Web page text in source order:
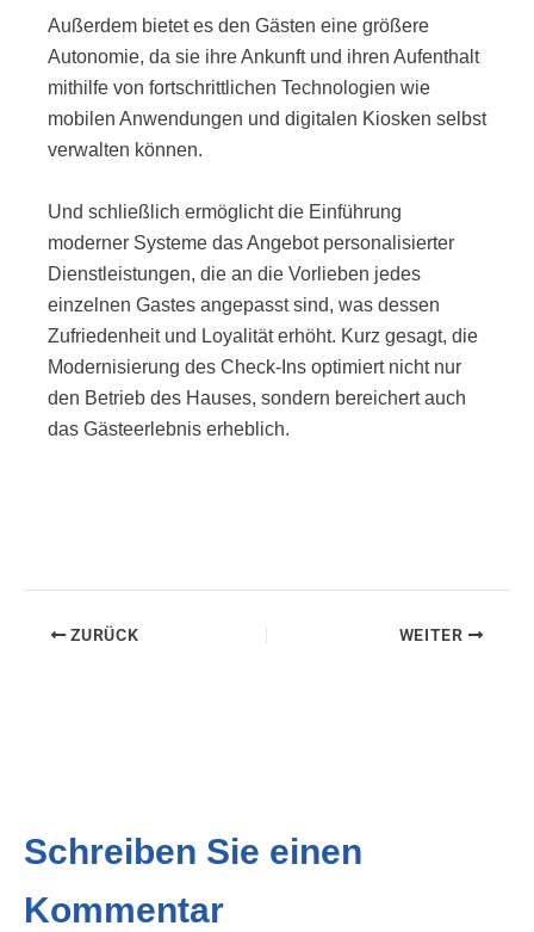
Außerdem bietet es den Gästen eine größere
Autonomie, da sie ihre Ankunft und ihren Aufenthalt
mithilfe von fortschrittlichen Technologien wie
mobilen Anwendungen und digitalen Kiosken selbst
verwalten können.
Und schließlich ermöglicht die Einführung
moderner Systeme das Angebot personalisierter
Dienstleistungen, die an die Vorlieben jedes
einzelnen Gastes angepasst sind, was dessen
Zufriedenheit und Loyalität erhöht. Kurz gesagt, die
Modernisierung des Check-Ins optimiert nicht nur
den Betrieb des Hauses, sondern bereichert auch
das Gästeerlebnis erheblich.
ZURÜCK WEITER
Schreiben Sie einen
Kommentar